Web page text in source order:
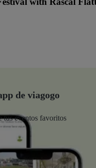
de viagogo
tus eventos favoritos